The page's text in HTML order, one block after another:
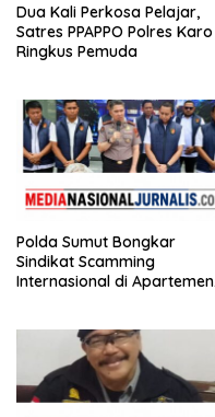
Dua Kali Perkosa Pelajar,
Satres PPAPPO Polres Karo
Ringkus Pemuda
Polda Sumut Bongkar
Sindikat Scamming
Internasional di Apartemen